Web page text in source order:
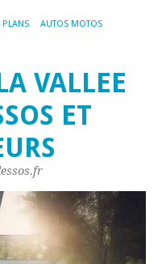
AUTOS MOTOS
VALLEE
ET